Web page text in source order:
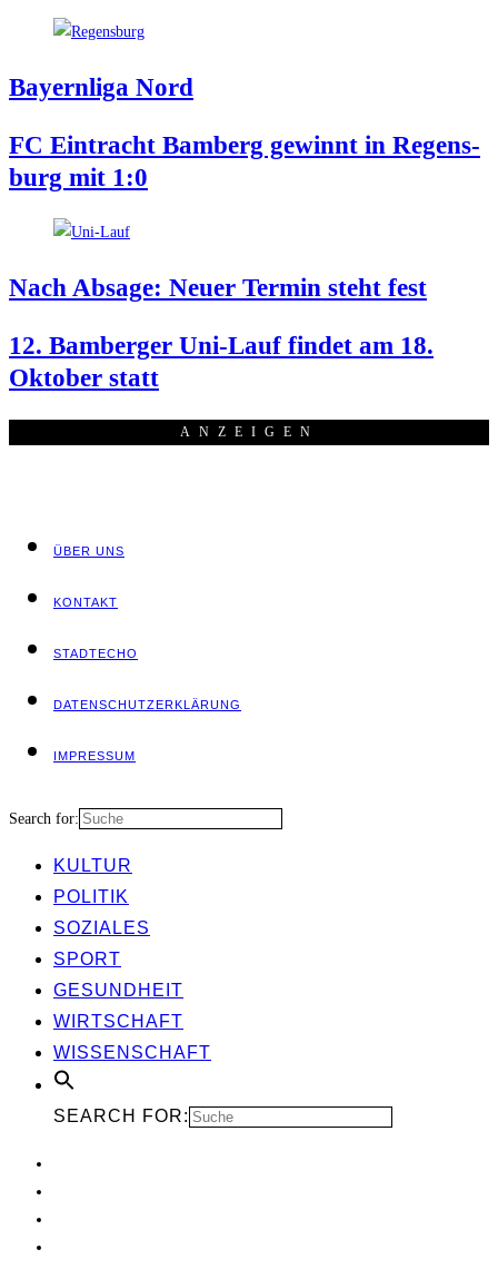
Bay­ern­li­ga Nord
FC Ein­tracht Bam­berg gewinnt in Regens­
burg mit 1:0
Nach Absa­ge: Neu­er Ter­min steht fest
12. Bam­ber­ger Uni-Lauf fin­det am 18.
Okto­ber statt
ANZEI­GEN
ÜBER UNS
KON­TAKT
STADT­ECHO
DATEN­SCHUTZ­ER­KLÄ­RUNG
IMPRES­SUM
Search for:
KUL­TUR
POLI­TIK
SOZIA­LES
SPORT
GESUND­HEIT
WIRT­SCHAFT
WIS­SEN­SCHAFT
SEARCH FOR: